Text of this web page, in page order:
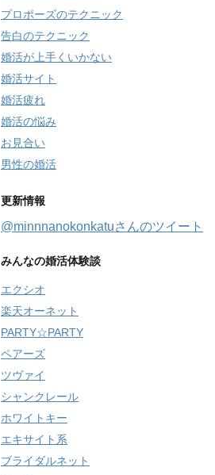
プロポーズのテクニック
告白のテクニック
婚活が上手くいかない
婚活サイト
婚活疲れ
婚活の悩み
お見合い
男性の婚活
更新情報
@minnnanokonkatuさんのツイート
みんなの婚活体験談
エクシオ
楽天オーネット
PARTY☆PARTY
ペアーズ
ツヴァイ
シャンクレール
ホワイトキー
エキサイト系
ブライダルネット